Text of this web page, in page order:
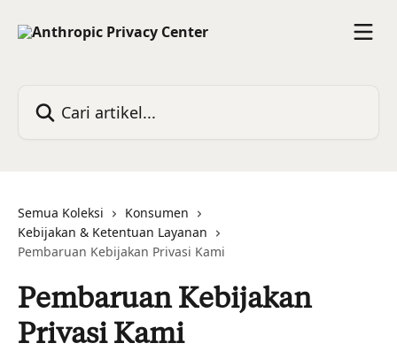
Semua Koleksi
Konsumen
Kebijakan & Ketentuan Layanan
Pembaruan Kebijakan Privasi Kami
Pembaruan Kebijakan
Privasi Kami